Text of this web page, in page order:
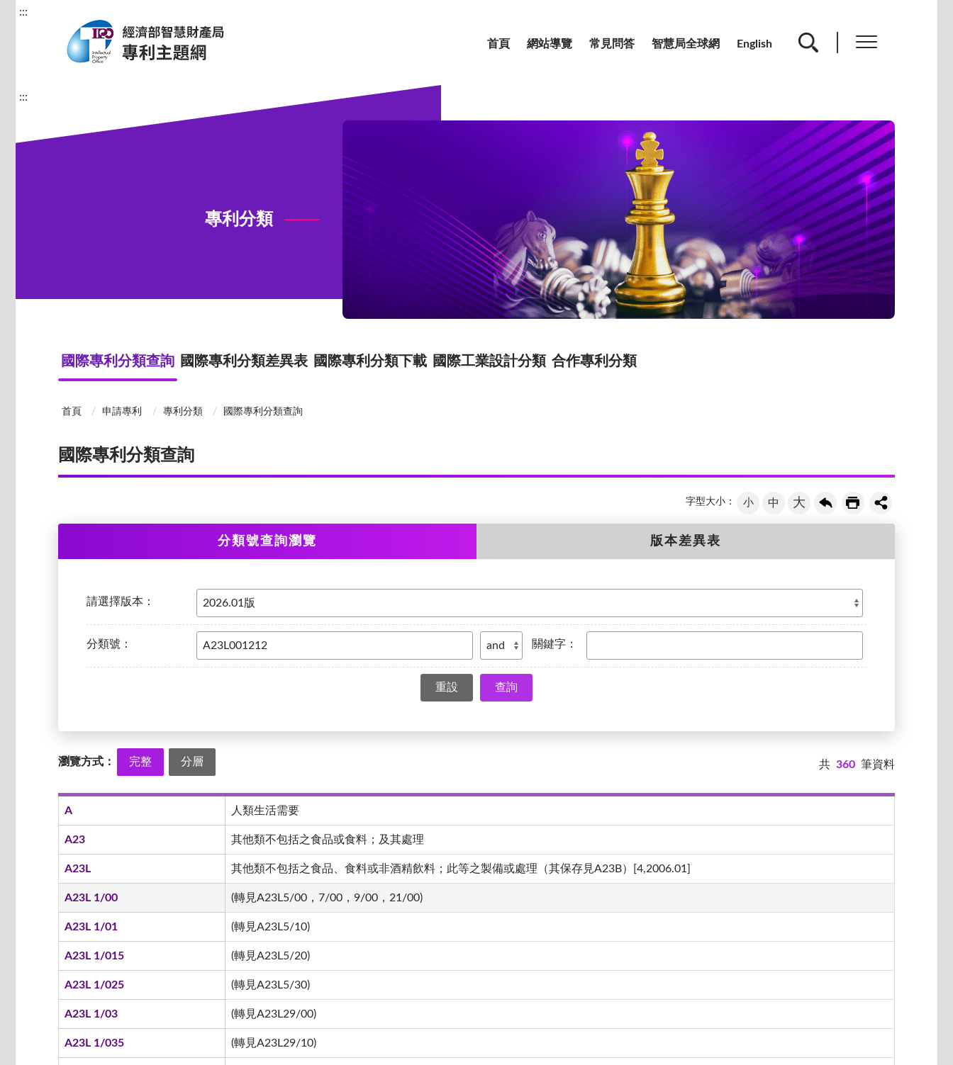
:::
首頁 網站導覽 常見問答 智慧局全球網 English
:::
專利分類
國際專利分類查詢 國際專利分類差異表 國際專利分類下載 國際工業設計分類 合作專利分類
首頁 申請專利 專利分類 國際專利分類查詢
國際專利分類查詢
字型大小： 小 中 大
分類號查詢瀏覽 版本差異表
請選擇版本：
分類號： 關鍵字：
查詢
瀏覽方式： 完整 分層 共 360 筆資料
A 人類生活需要
A23 其他類不包括之食品或食料；及其處理
A23L 其他類不包括之食品、食料或非酒精飲料；此等之製備或處理（其保存見A23B）[4,2006.01]
A23L 1/00 (轉見A23L5/00，7/00，9/00，21/00)
A23L 1/01 (轉見A23L5/10)
A23L 1/015 (轉見A23L5/20)
A23L 1/025 (轉見A23L5/30)
A23L 1/03 (轉見A23L29/00)
A23L 1/035 (轉見A23L29/10)